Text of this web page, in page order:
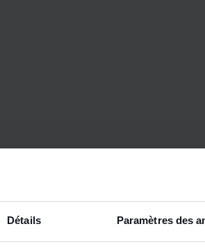
Détails Paramètres des